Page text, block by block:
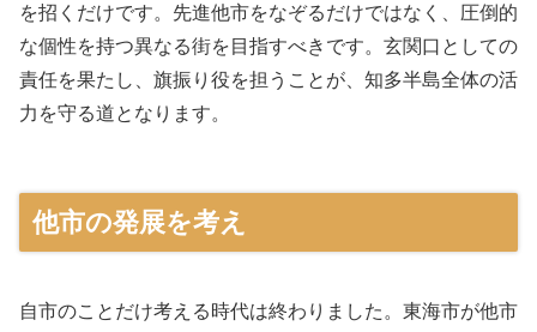
を招くだけです。先進他市をなぞるだけではなく、圧倒的
な個性を持つ異なる街を目指すべきです。玄関口としての
責任を果たし、旗振り役を担うことが、知多半島全体の活
力を守る道となります。
他市の発展を考え
自市のことだけ考える時代は終わりました。東海市が他市